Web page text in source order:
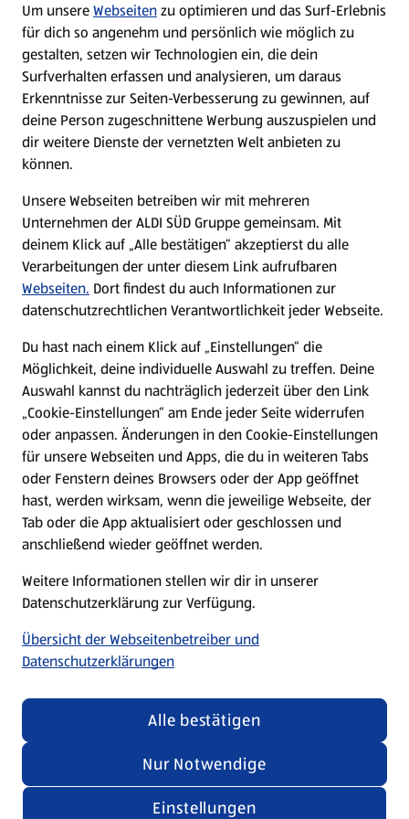
WhatsApp
Über ALDI SÜD
Filialen
Nachhaltigkeit
Karriere
Presse
Hilfe & Kontakt
(öffnet in einem neuen Tab)
Unternehmen
Folge uns hier:
Datenschutz- und Richtlinienmenü
Cookie-Einstellungen
Impressum
Nutzungsbedingungen
Security Policy
Compliance | Hinweisstellen
Um unsereWebseitenzu optimieren und das Surf-Erlebnis
für dich so angenehm und persönlich wie möglich zu
gestalten, setzen wir Technologien ein, die dein
Surfverhalten erfassen und analysieren, um daraus
Erkenntnisse zur Seiten-Verbesserung zu gewinnen, auf
deine Person zugeschnittene Werbung auszuspielen und
dir weitere Dienste der vernetzten Welt anbieten zu
können.
Unsere Webseiten betreiben wir mit mehreren
Unternehmen der ALDI SÜD Gruppe gemeinsam. Mit
deinem Klick auf „Alle bestätigen“ akzeptierst du alle
Verarbeitungen der unter diesem Link aufrufbaren
Webseiten. Dort findest du auch Informationen zur
datenschutzrechtlichen Verantwortlichkeit jeder Webseite.
Du hast nach einem Klick auf „Einstellungen“ die
Möglichkeit, deine individuelle Auswahl zu treffen. Deine
Auswahl kannst du nachträglich jederzeit über den Link
„Cookie-Einstellungen“ am Ende jeder Seite widerrufen
oder anpassen. Änderungen in den Cookie-Einstellungen
für unsere Webseiten und Apps, die du in weiteren Tabs
oder Fenstern deines Browsers oder der App geöffnet
hast, werden wirksam, wenn die jeweilige Webseite, der
Tab oder die App aktualisiert oder geschlossen und
anschließend wieder geöffnet werden.
Weitere Informationen stellen wir dir in unserer
Datenschutzerklärung zur Verfügung.
Übersicht der Webseitenbetreiber und
Datenschutzerklärungen
Einstellungen
Nur Notwendige
Alle bestätigen